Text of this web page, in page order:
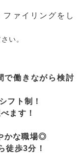
ァイリングをし
い。
で働きながら検討
フト制！
ます！
かな職場◎
徒歩3分！